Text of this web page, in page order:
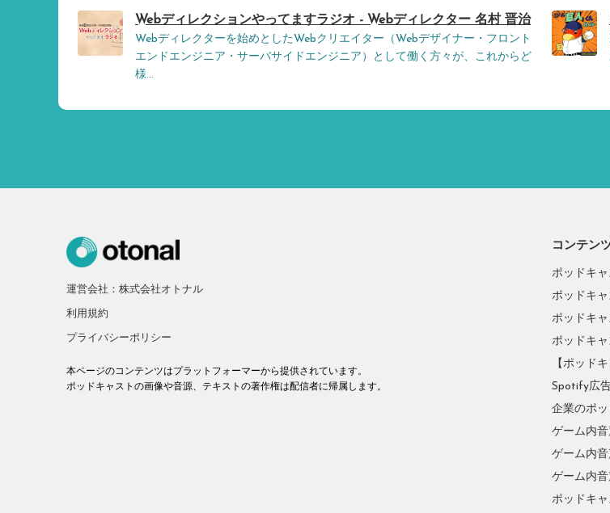
Webディレクションやってますラジオ - Webディレクター 名村 晋治
Webディレクターを始めとしたWebクリエイター（Webデザイナー・フロント
エンドエンジニア・サーバサイドエンジニア）として働く方々が、これからど
様...
運営会社：株式会社オトナル
利用規約
プライバシーポリシー
本ページのコンテンツはプラットフォーマーから提供されています。
ポッドキャストの画像や音源、テキストの著作権は配信者に帰属します。
コンテン
ポッドキ
ポッドキ
ポッドキ
ポッドキ
【ポッド
Spotify広
企業のポ
ゲーム内音
ゲーム内
ゲーム内
ポッドキ